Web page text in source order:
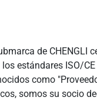
Electroimanes para
de
estándares ISO/
como
somos su socio